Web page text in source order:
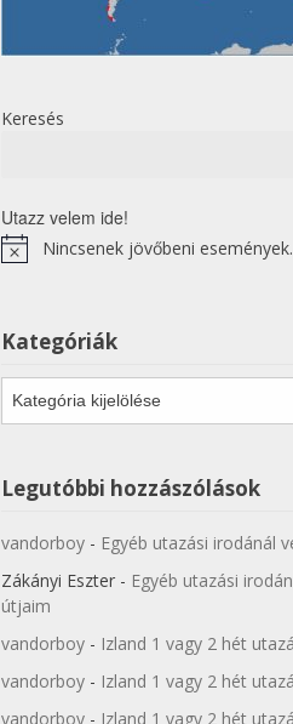
Keresés
Utazz velem ide!
NoticeNincsenek jövőbeni események.
Kategóriák
Kategóriák
Legutóbbi hozzászólások
vandorboy- Egyéb utazási irodánál
Zákányi Eszter- Egyéb utazási
útjaim
vandorboy- Izland 1 vagy 2 hét
vandorboy- Izland 1 vagy 2 hét
vandorboy- Izland 1 vagy 2 hét